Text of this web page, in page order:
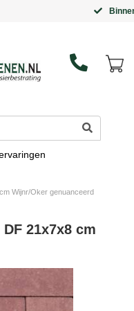
Wijnr/Oker genuanceerd
21x7x8 cm